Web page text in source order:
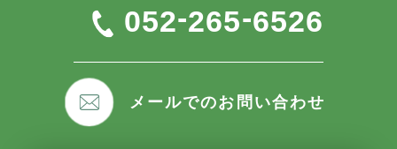
052-265-6526
メールでのお問い合わせ